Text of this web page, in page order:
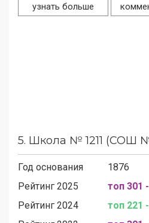
узнать больше
5. Школа № 1211 (СОШ
Год основания
1876
Рейтинг 2025
топ 301
Рейтинг 2024
топ 221